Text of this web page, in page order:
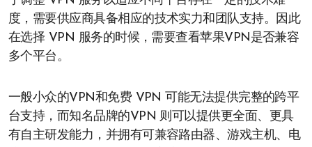
度，需要供应商具备相应的技术实力和团队支持。因此
在选择 VPN 服务的时候，需要查看苹果VPN是否兼容
多个平台。
一般小众的VPN和免费 VPN 可能无法提供完整的跨平
台支持，而知名品牌的VPN 则可以提供更全面、更具
有自主研发能力，并拥有可兼容路由器、游戏主机、电